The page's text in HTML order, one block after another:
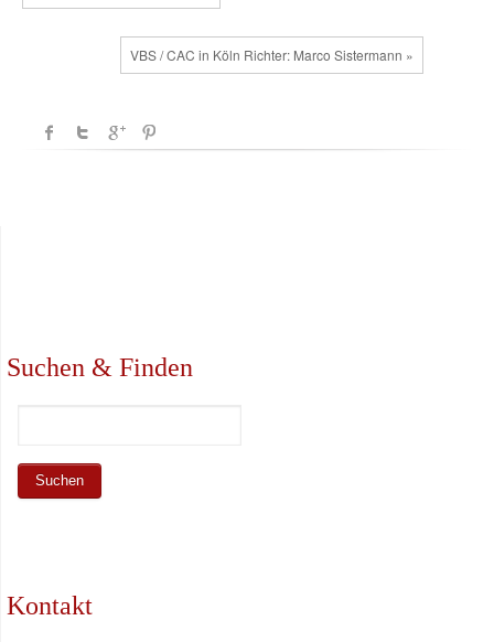
VBS / CAC in Köln Richter: Marco Sistermann »
Suchen & Finden
Kontakt